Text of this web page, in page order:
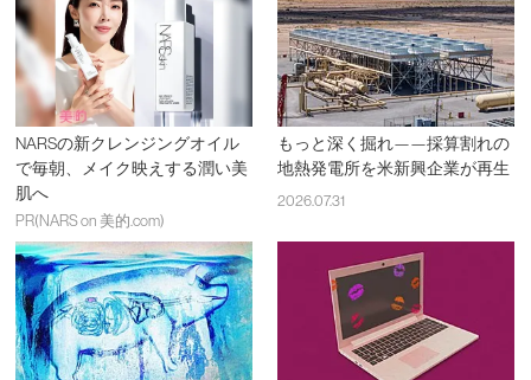
NARSの新クレンジングオイル
で毎朝、メイク映えする潤い美
肌へ
PR(NARS on 美的.com)
もっと深く掘れ——採算割れの
地熱発電所を米新興企業が再生
2026.07.31